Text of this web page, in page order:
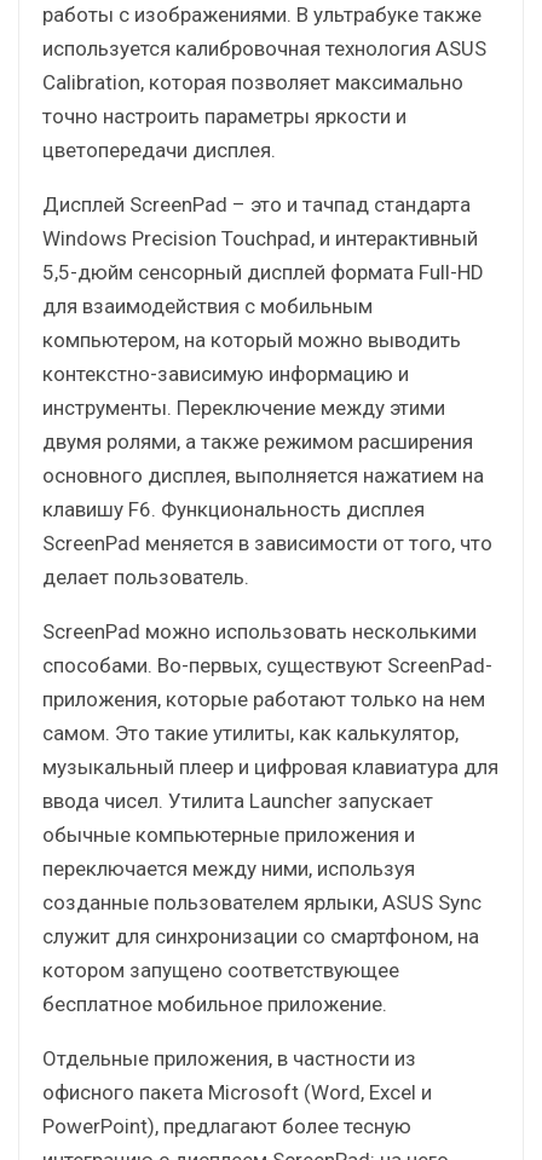
работы с изображениями. В ультрабуке также
используется калибровочная технология ASUS
Calibration, которая позволяет максимально
точно настроить параметры яркости и
цветопередачи дисплея.
Дисплей ScreenPad – это и тачпад стандарта
Windows Precision Touchpad, и интерактивный
5,5-дюйм сенсорный дисплей формата Full-HD
для взаимодействия с мобильным
компьютером, на который можно выводить
контекстно-зависимую информацию и
инструменты. Переключение между этими
двумя ролями, а также режимом расширения
основного дисплея, выполняется нажатием на
клавишу F6. Функциональность дисплея
ScreenPad меняется в зависимости от того, что
делает пользователь.
ScreenPad можно использовать несколькими
способами. Во-первых, существуют ScreenPad-
приложения, которые работают только на нем
самом. Это такие утилиты, как калькулятор,
музыкальный плеер и цифровая клавиатура для
ввода чисел. Утилита Launcher запускает
обычные компьютерные приложения и
переключается между ними, используя
созданные пользователем ярлыки, ASUS Sync
служит для синхронизации со смартфоном, на
котором запущено соответствующее
бесплатное мобильное приложение.
Отдельные приложения, в частности из
офисного пакета Microsoft (Word, Excel и
PowerPoint), предлагают более тесную